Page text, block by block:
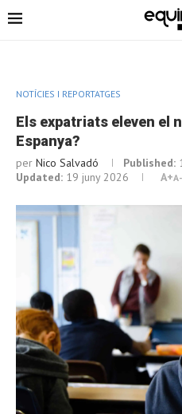
NOTÍCIES I REPORTATGES
Els expatriats eleven el
Espanya?
per Nico Salvadó Published:
Updated: 19 juny 2026 A+A-